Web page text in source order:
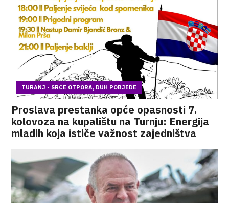
TURANJ - SRCE OTPORA, DUH POBJEDE
Proslava prestanka opće opasnosti 7.
kolovoza na kupalištu na Turnju: Energija
mladih koja ističe važnost zajedništva